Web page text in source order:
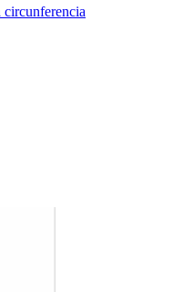
circunferencia